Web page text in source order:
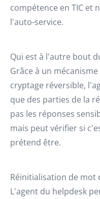
compétence en TIC et
l'auto-service.
Qui est à l'autre bout
Grâce à un
cryptage réversible,
que des parties de la
pas les réponses
mais peut vérifier si
prétend être.
Réinitialisation de mot
L'agent du helpdesk